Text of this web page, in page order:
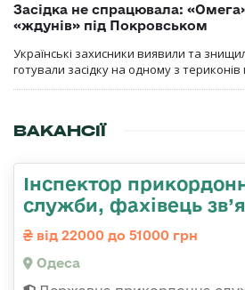
Засідка не спрацювала:
«ждунів» під Покровськом
Українські захисники виявили та
готували засідку на одному з
ВАКАНСІЇ
Інспектор
служби, фахівець
від 22000 до 51000 грн
Одеса